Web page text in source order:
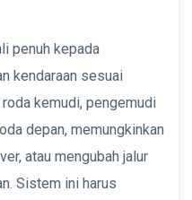
penuh kepada
kendaraan sesuai
kemudi, pengemudi
depan, memungkinkan
atau mengubah jalur
Sistem ini harus